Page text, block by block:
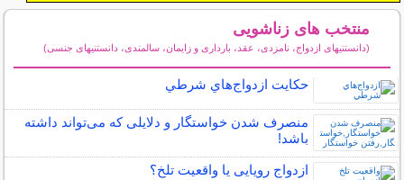
منتخب های زناشویی
(دانستنیهای ازدواج، نامزدی، عقد، بارداری و زایمان، سالمندی، دانستنیهای جنسی)
حكايت ازدواج‌هاي شرطي
منصرف شدن خواستگار و دلایلی که می‌تواند داشته
باشد!
ازدواج رویایی یا واقعیت تلخ؟